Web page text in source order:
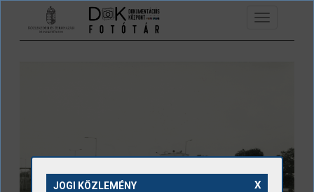
Ugrás a tartalomra
Toggle
navigation
X
JOGI KÖZLEMÉNY